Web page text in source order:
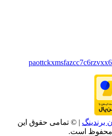
برندینگ | © تمامی حقوق این
محفوظ است.